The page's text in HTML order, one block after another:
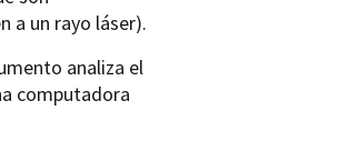
a un rayo láser).
analiza el
computadora